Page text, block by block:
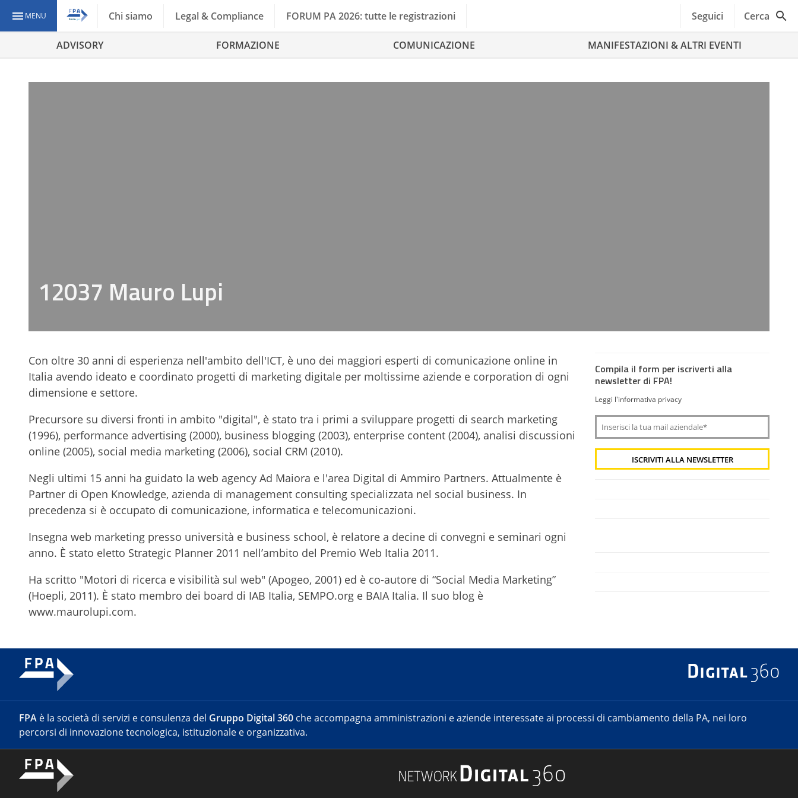
MENU Chi siamo Legal & Compliance FORUM PA 2026: tutte le registrazioni Seguici Cerca
ADVISORY FORMAZIONE COMUNICAZIONE MANIFESTAZIONI & ALTRI EVENTI
12037 Mauro Lupi
Con oltre 30 anni di esperienza nell'ambito dell'ICT, è uno dei maggiori esperti di comunicazione online in
Italia avendo ideato e coordinato progetti di marketing digitale per moltissime aziende e corporation di ogni
dimensione e settore.
Precursore su diversi fronti in ambito "digital", è stato tra i primi a sviluppare progetti di search marketing
(1996), performance advertising (2000), business blogging (2003), enterprise content (2004), analisi discussioni
online (2005), social media marketing (2006), social CRM (2010).
Negli ultimi 15 anni ha guidato la web agency Ad Maiora e l'area Digital di Ammiro Partners. Attualmente è
Partner di Open Knowledge, azienda di management consulting specializzata nel social business. In
precedenza si è occupato di comunicazione, informatica e telecomunicazioni.
Insegna web marketing presso università e business school, è relatore a decine di convegni e seminari ogni
anno. È stato eletto Strategic Planner 2011 nell’ambito del Premio Web Italia 2011.
Ha scritto "Motori di ricerca e visibilità sul web" (Apogeo, 2001) ed è co-autore di “Social Media Marketing”
(Hoepli, 2011). È stato membro dei board di IAB Italia, SEMPO.org e BAIA Italia. Il suo blog è
www.maurolupi.com.
Compila il form per iscriverti alla
newsletter di FPA!
Leggi l'informativa privacy
FPA è la società di servizi e consulenza del Gruppo Digital 360 che accompagna amministrazioni e aziende interessate ai processi di cambiamento della PA, nei loro
percorsi di innovazione tecnologica, istituzionale e organizzativa.